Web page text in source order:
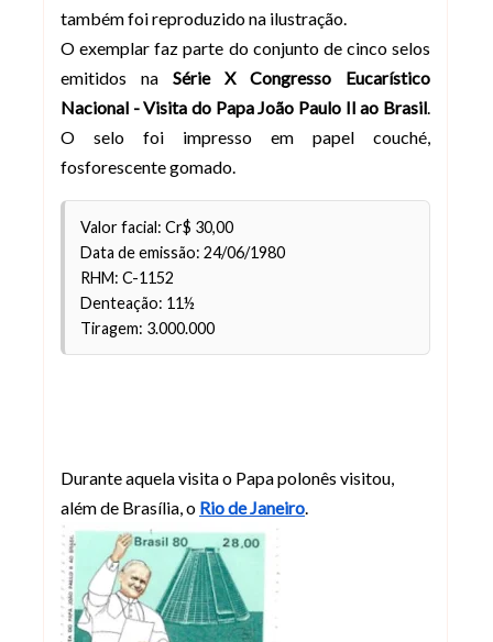
também foi reproduzido na ilustração.
O exemplar faz parte do conjunto de cinco selos
emitidos na Série X Congresso Eucarístico
Nacional - Visita do Papa João Paulo II ao Brasil
O selo foi impresso em papel couché,
fosforescente gomado.
Valor facial: Cr$ 30,00
Data de emissão: 24/06/1980
RHM: C-1152
Denteação: 11½
Tiragem: 3.000.000
Durante aquela visita o Papa polonês visitou,
além de Brasília, o Rio de Janeiro.